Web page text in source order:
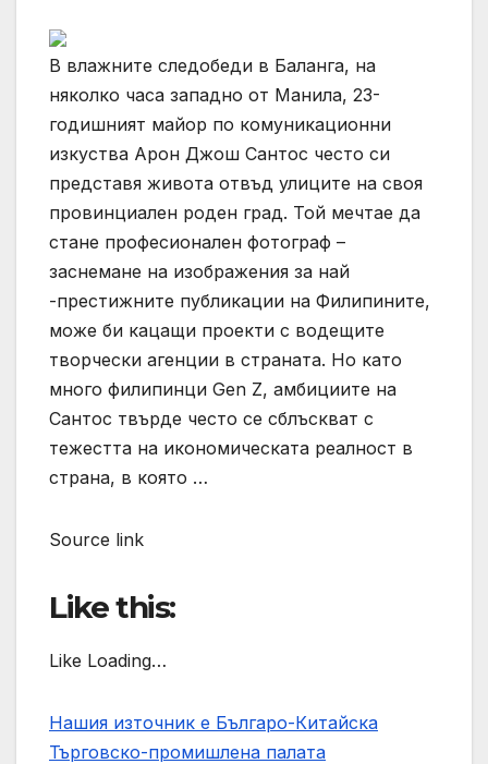
В влажните следобеди в Баланга, на
няколко часа западно от Манила, 23-
годишният майор по комуникационни
изкуства Арон Джош Сантос често си
представя живота отвъд улиците на своя
провинциален роден град. Той мечтае да
стане професионален фотограф –
заснемане на изображения за най
-престижните публикации на Филипините,
може би кацащи проекти с водещите
творчески агенции в страната. Но като
много филипинци Gen Z, амбициите на
Сантос твърде често се сблъскват с
тежестта на икономическата реалност в
страна, в която …
Source link
Like this:
Like Loading…
Нашия източник е Българо-Китайска
Търговско-промишлена палaта